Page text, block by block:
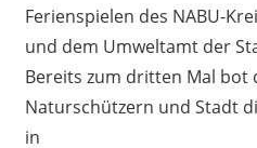
Ferienspielen des NABU-
und dem Umweltamt der
Bereits zum dritten Mal bot
Naturschützern und Stadt
in